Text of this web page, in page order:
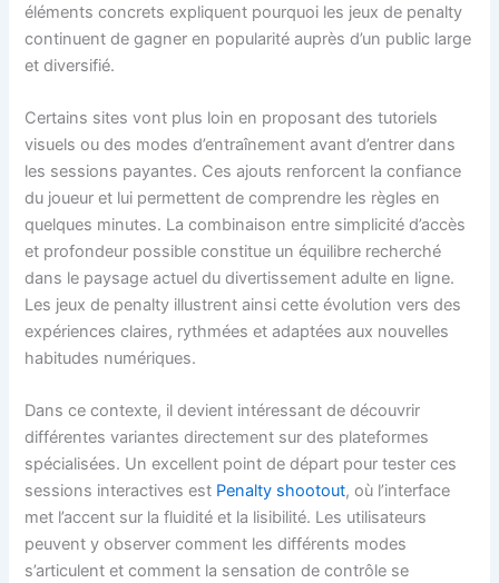
éléments concrets expliquent pourquoi les jeux de penalty
continuent de gagner en popularité auprès d’un public large
et diversifié.
Certains sites vont plus loin en proposant des tutoriels
visuels ou des modes d’entraînement avant d’entrer dans
les sessions payantes. Ces ajouts renforcent la confiance
du joueur et lui permettent de comprendre les règles en
quelques minutes. La combinaison entre simplicité d’accès
et profondeur possible constitue un équilibre recherché
dans le paysage actuel du divertissement adulte en ligne.
Les jeux de penalty illustrent ainsi cette évolution vers des
expériences claires, rythmées et adaptées aux nouvelles
habitudes numériques.
Dans ce contexte, il devient intéressant de découvrir
différentes variantes directement sur des plateformes
spécialisées. Un excellent point de départ pour tester ces
sessions interactives est Penalty shootout, où l’interface
met l’accent sur la fluidité et la lisibilité. Les utilisateurs
peuvent y observer comment les différents modes
s’articulent et comment la sensation de contrôle se